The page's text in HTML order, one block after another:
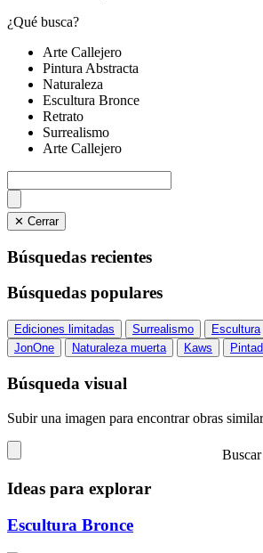
¿Qué busca?
Arte Callejero
Pintura Abstracta
Naturaleza
Escultura Bronce
Retrato
Surrealismo
Arte Callejero
✕ Cerrar
Búsquedas recientes
Búsquedas populares
Ediciones limitadas Surrealismo Escultura
JonOne
Naturaleza muerta Kaws
Búsqueda visual
Subir una imagen para encontrar obras
Ideas para explorar
Escultura Bronce